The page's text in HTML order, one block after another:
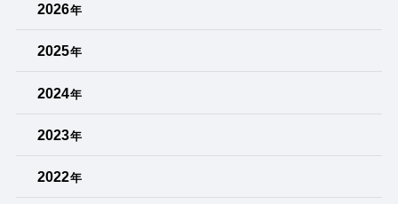
2026年
2025年
2024年
2023年
2022年